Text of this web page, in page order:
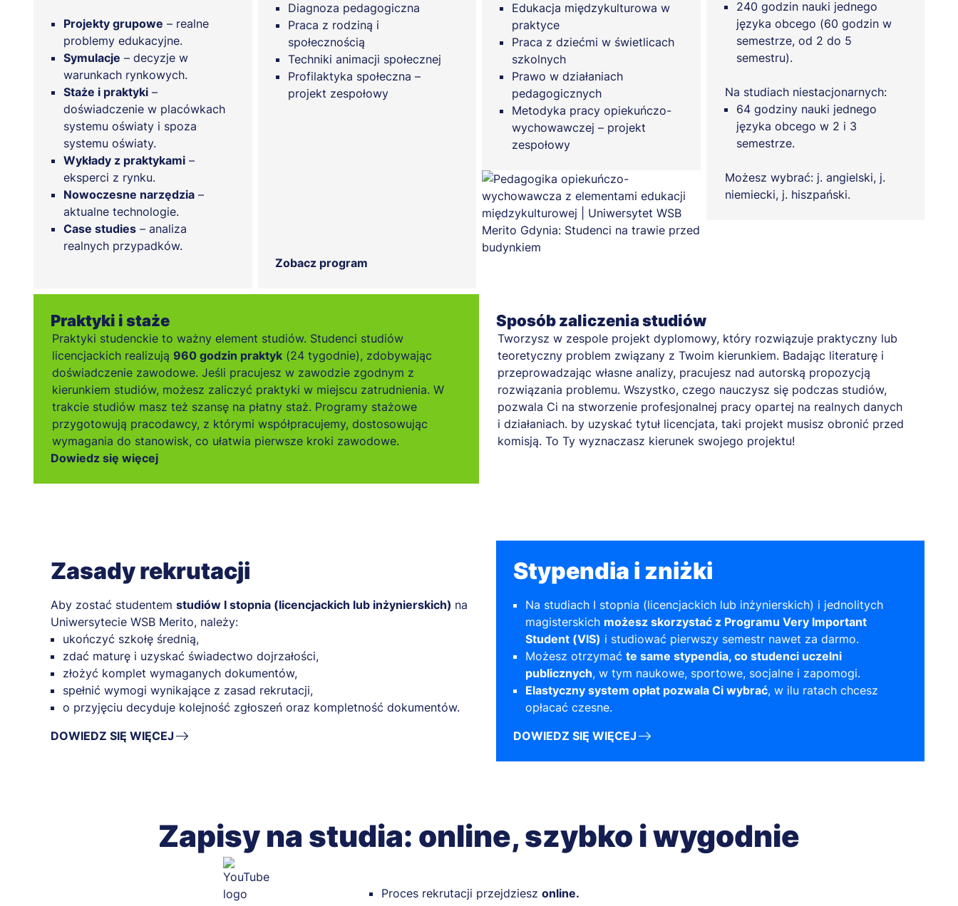
Projekty grupowe – realne
problemy edukacyjne.
Symulacje – decyzje w
warunkach rynkowych.
Staże i praktyki –
doświadczenie w placówkach
systemu oświaty i spoza
systemu oświaty.
Wykłady z praktykami –
eksperci z rynku.
Nowoczesne narzędzia –
aktualne technologie.
Case studies – analiza
realnych przypadków.
Diagnoza pedagogiczna
Praca z rodziną i
społecznością
Techniki animacji społecznej
Profilaktyka społeczna –
projekt zespołowy
Zobacz program
Edukacja międzykulturowa w
praktyce
Praca z dziećmi w świetlicach
szkolnych
Prawo w działaniach
pedagogicznych
Metodyka pracy opiekuńczo-
wychowawczej – projekt
zespołowy
240 godzin nauki jednego
języka obcego (60 godzin w
semestrze, od 2 do 5
semestru).
Na studiach niestacjonarnych:
64 godziny nauki jednego
języka obcego w 2 i 3
semestrze.
Możesz wybrać: j. angielski, j.
niemiecki, j. hiszpański.
Praktyki i staże
Praktyki studenckie to ważny element studiów. Studenci studiów
licencjackich realizują 960 godzin praktyk (24 tygodnie), zdobywając
doświadczenie zawodowe. Jeśli pracujesz w zawodzie zgodnym z
kierunkiem studiów, możesz zaliczyć praktyki w miejscu zatrudnienia. W
trakcie studiów masz też szansę na płatny staż. Programy stażowe
przygotowują pracodawcy, z którymi współpracujemy, dostosowując
wymagania do stanowisk, co ułatwia pierwsze kroki zawodowe.
Dowiedz się więcej
Sposób zaliczenia studiów
Tworzysz w zespole projekt dyplomowy, który rozwiązuje praktyczny lub
teoretyczny problem związany z Twoim kierunkiem. Badając literaturę i
przeprowadzając własne analizy, pracujesz nad autorską propozycją
rozwiązania problemu. Wszystko, czego nauczysz się podczas studiów,
pozwala Ci na stworzenie profesjonalnej pracy opartej na realnych danych
i działaniach. by uzyskać tytuł licencjata, taki projekt musisz obronić przed
komisją. To Ty wyznaczasz kierunek swojego projektu!
Zasady rekrutacji
Aby zostać studentem studiów I stopnia (licencjackich lub inżynierskich) na
Uniwersytecie WSB Merito, należy:
ukończyć szkołę średnią,
zdać maturę i uzyskać świadectwo dojrzałości,
złożyć komplet wymaganych dokumentów,
spełnić wymogi wynikające z zasad rekrutacji,
o przyjęciu decyduje kolejność zgłoszeń oraz kompletność dokumentów.
DOWIEDZ SIĘ WIĘCEJ
Stypendia i zniżki
Na studiach I stopnia (licencjackich lub inżynierskich) i jednolitych
magisterskich możesz skorzystać z Programu Very Important
Student (VIS) i studiować pierwszy semestr nawet za darmo.
Możesz otrzymać te same stypendia, co studenci uczelni
publicznych, w tym naukowe, sportowe, socjalne i zapomogi.
Elastyczny system opłat pozwala Ci wybrać, w ilu ratach chcesz
opłacać czesne.
DOWIEDZ SIĘ WIĘCEJ
Zapisy na studia: online, szybko i wygodnie
Proces rekrutacji przejdziesz online.